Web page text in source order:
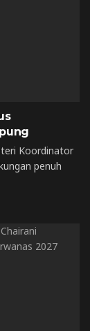
Koordinator
penuh